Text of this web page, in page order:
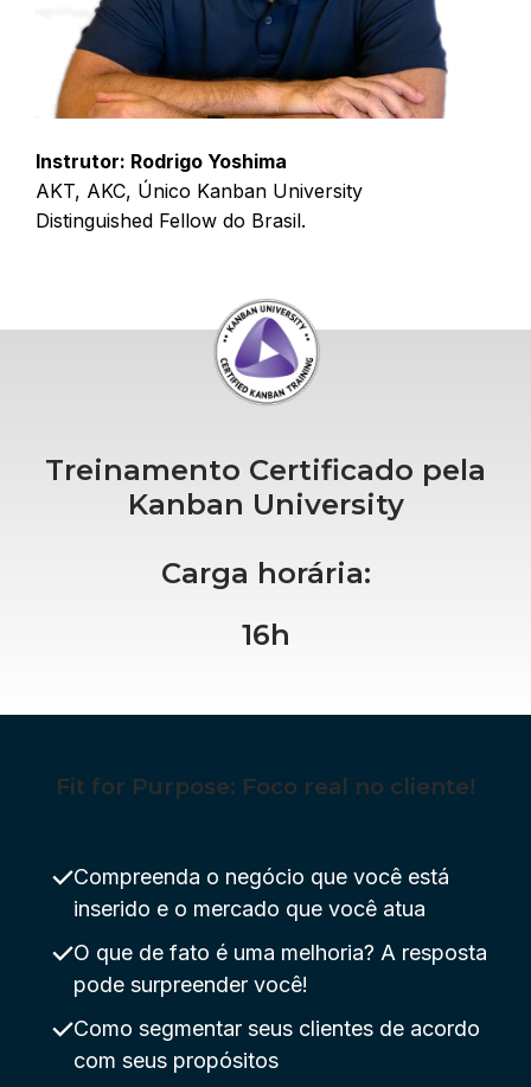
Instrutor: Rodrigo Yoshima
AKT, AKC, Único Kanban University
Distinguished Fellow do Brasil.
Treinamento Certificado pela
Kanban University
Carga horária:
16h
Fit for Purpose: Foco real no cliente!
Compreenda o negócio que você está
inserido e o mercado que você atua
O que de fato é uma melhoria? A resposta
pode surpreender você!
Como segmentar seus clientes de acordo
com seus propósitos